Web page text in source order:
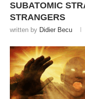
SUBATOMIC
STRANGERS
written by Didier Becu